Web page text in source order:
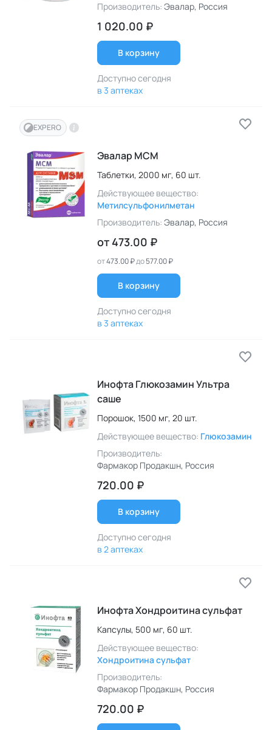
Производитель: Эвалар, Россия
1 020.00 ₽
В корзину
Доступно сегодня
в 3 аптеках
EXPERO
Эвалар МСМ
Таблетки, 2000 мг, 60 шт.
Действующее вещество:
Метилсульфонилметан
Производитель: Эвалар, Россия
от 473.00 ₽
от473.00 ₽до577.00 ₽
В корзину
Доступно сегодня
в 3 аптеках
Инофта Глюкозамин Ультра
саше
Порошок, 1500 мг, 20 шт.
Действующее вещество: Глюкозамин
Производитель:
Фармакор Продакшн, Россия
720.00 ₽
В корзину
Доступно сегодня
в 2 аптеках
Инофта Хондроитина сульфат
Капсулы, 500 мг, 60 шт.
Действующее вещество:
Хондроитина сульфат
Производитель:
Фармакор Продакшн, Россия
720.00 ₽